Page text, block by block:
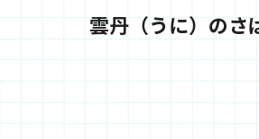
雲丹（うに）のさ